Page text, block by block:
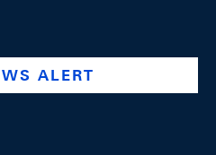
company/swiss-national-
@swissnationalbank
ALERT